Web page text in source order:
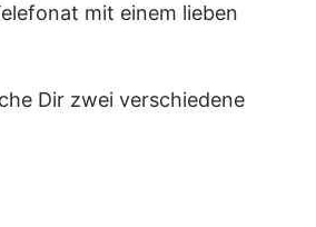
mit einem lieben
Dir zwei verschiedene